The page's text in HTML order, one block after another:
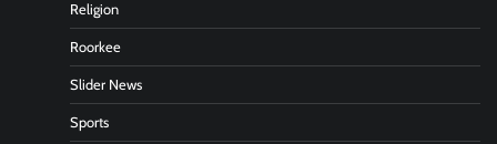
Religion
Roorkee
Slider News
Sports